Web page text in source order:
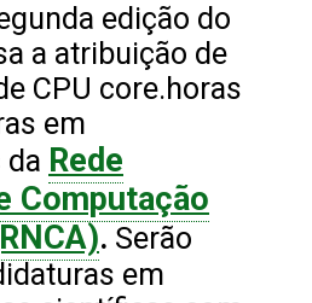
edição do
a atribuição de
CPU core.horas
em
Rede
Computação
. Serão
em